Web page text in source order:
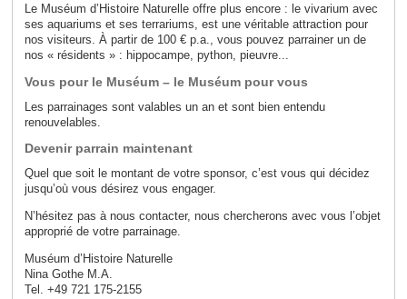
Le Muséum d’Histoire Naturelle offre plus encore : le vivarium avec
ses aquariums et ses terrariums, est une véritable attraction pour
nos visiteurs. À partir de 100 € p.a., vous pouvez parrainer un de
nos « résidents » : hippocampe, python, pieuvre...
Vous pour le Muséum – le Muséum pour vous
Les parrainages sont valables un an et sont bien entendu
renouvelables.
Devenir parrain maintenant
Quel que soit le montant de votre sponsor, c’est vous qui décidez
jusqu’où vous désirez vous engager.
N’hésitez pas à nous contacter, nous chercherons avec vous l’objet
approprié de votre parrainage.
Muséum d’Histoire Naturelle
Nina Gothe M.A.
Tel. +49 721 175-2155